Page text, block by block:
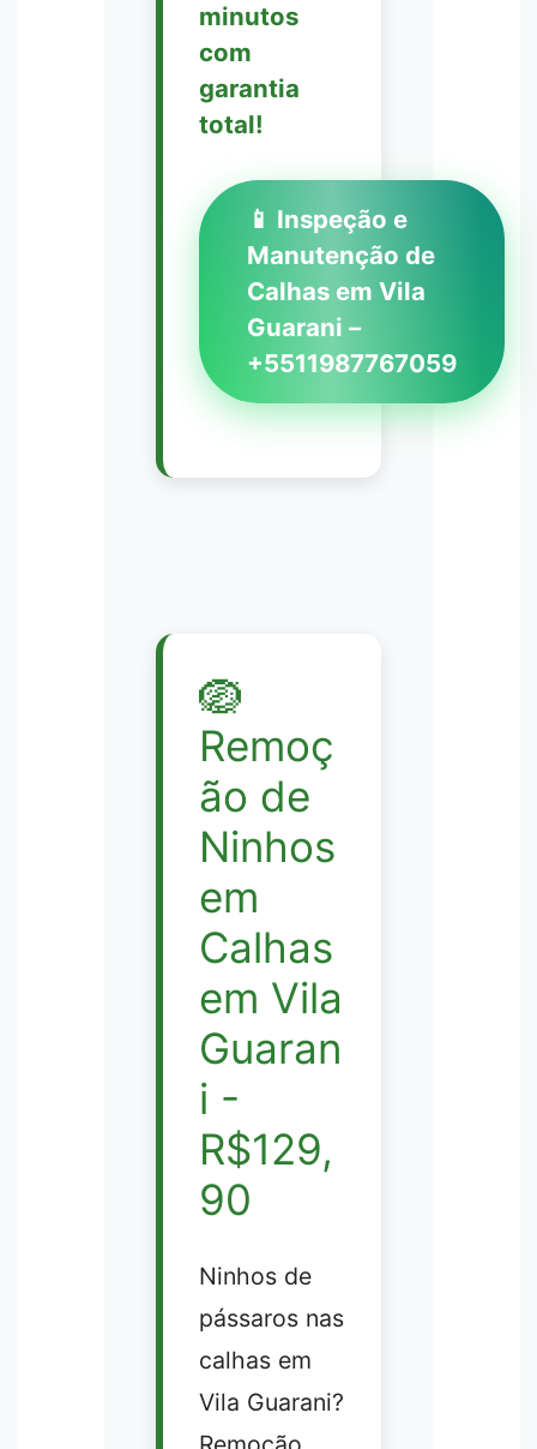
minutos
com
garantia
total!
📱 Inspeção e
Manutenção de
Calhas em Vila
Guarani –
+5511987767059
🪺
Remoç
ão de
Ninhos
em
Calhas
em Vila
Guaran
i -
R$129,
90
Ninhos de
pássaros nas
calhas em
Vila Guarani?